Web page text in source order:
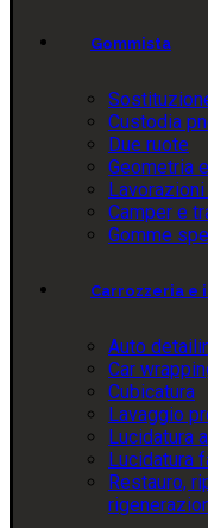
Gommista
Custodia
Due ruote
Geometria
Camper e
Gomme
Carrozzeria e
Auto
Car
Cubicatura
Lavaggio
Lucidatura
Lucidatura
Restauro,